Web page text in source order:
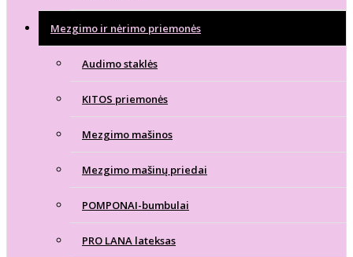
Mezgimo ir nėrimo priemonės
Audimo staklės
KITOS priemonės
Mezgimo mašinos
Mezgimo mašinų priedai
POMPONAI-bumbulai
PRO LANA lateksas